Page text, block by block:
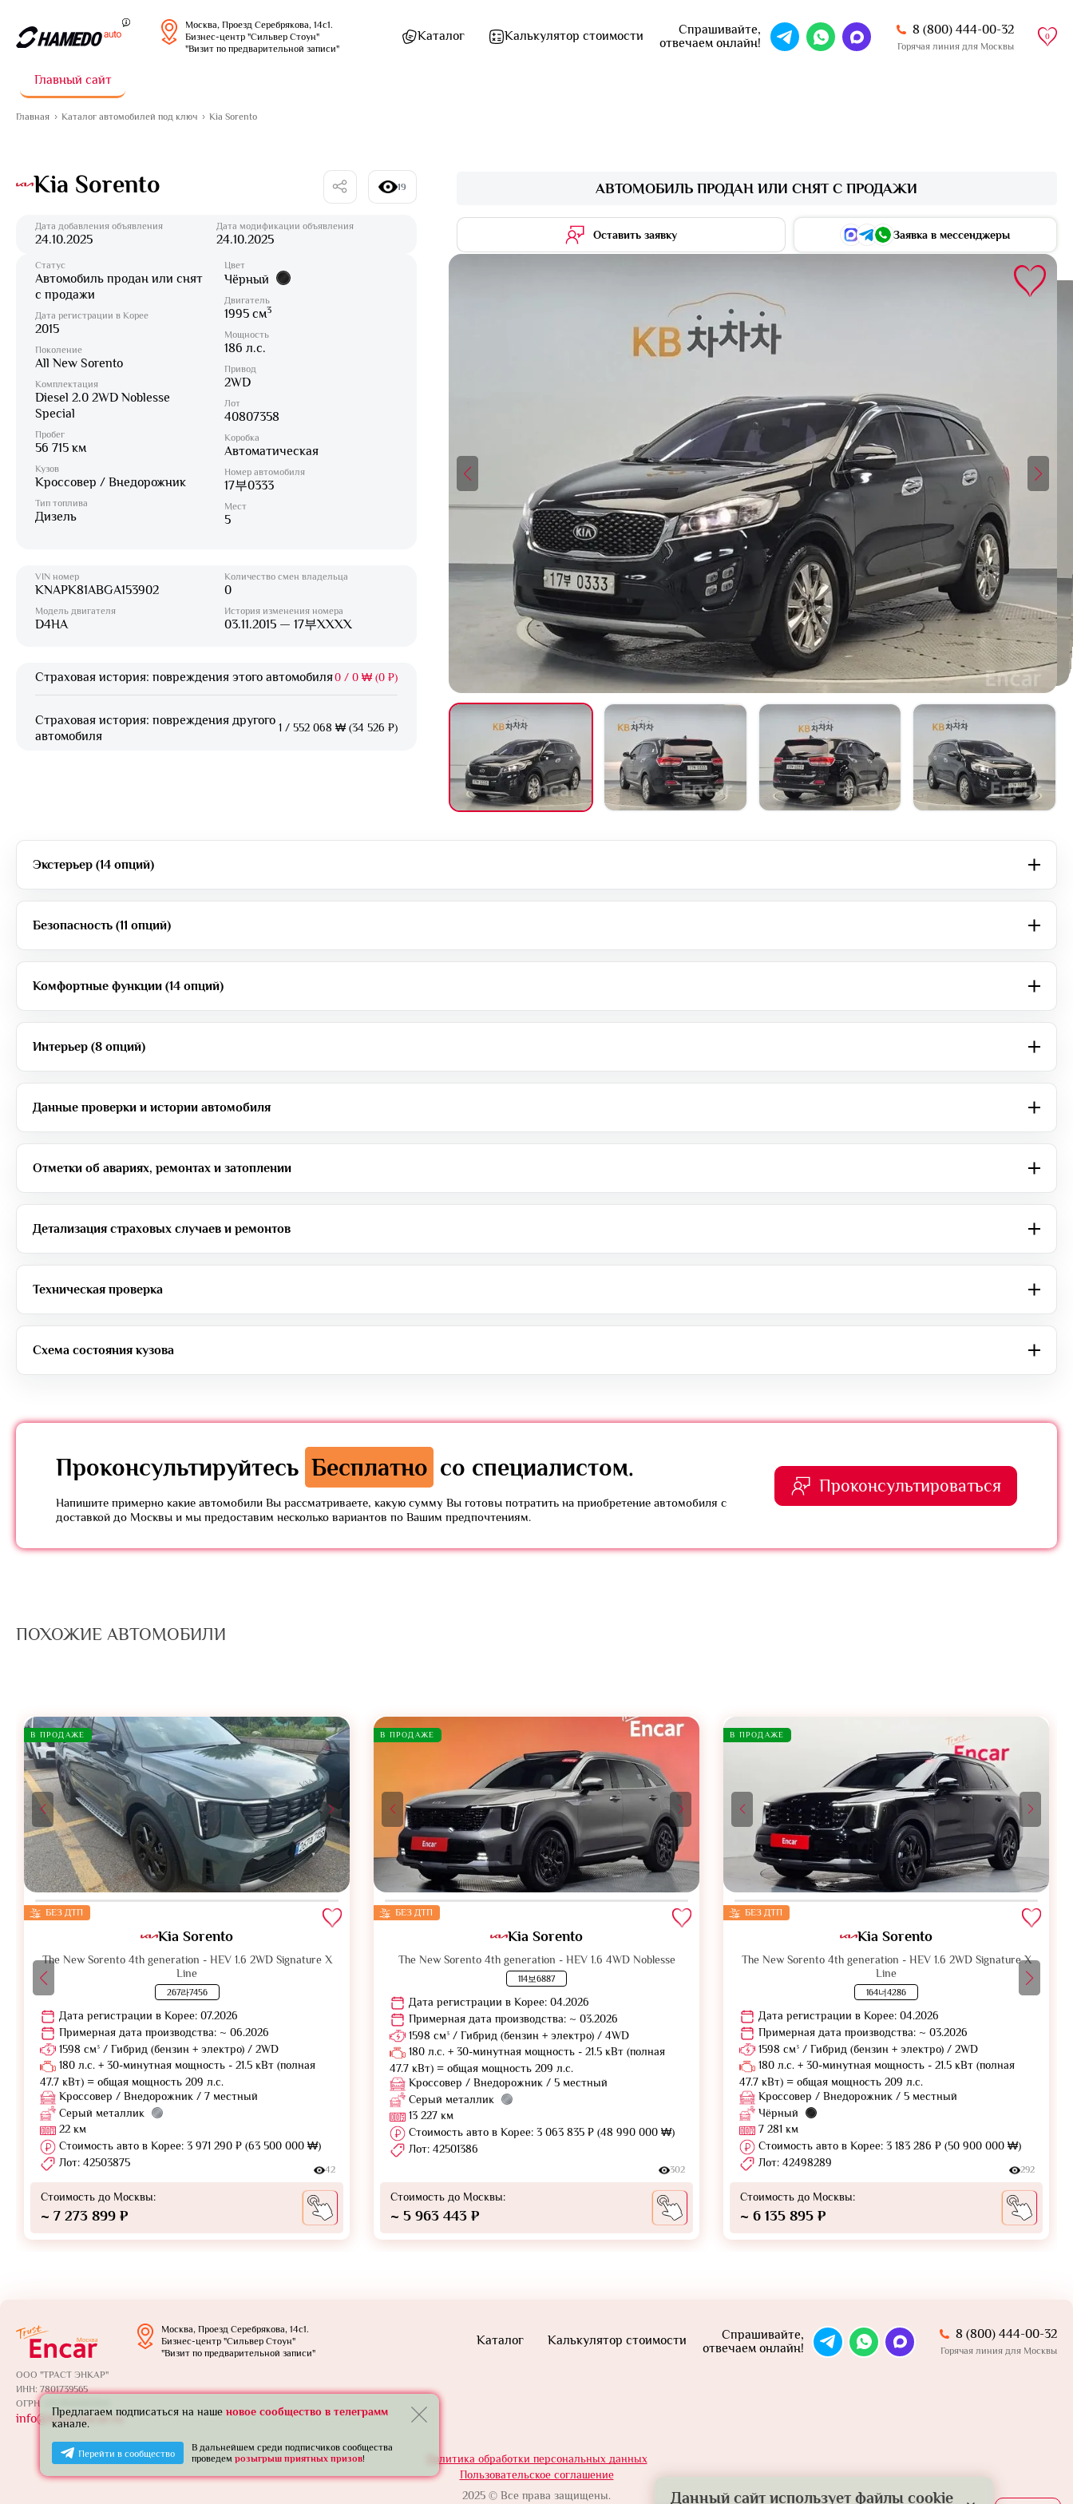
Москва, Проезд Серебрякова, 14с1.
Бизнес-центр "Сильвер Стоун"
"Визит по предварительной записи"
Каталог Калькулятор стоимости
Спрашивайте,
отвечаем онлайн!
8 (800) 444-00-32
Горячая линия для Москвы
0
Главный сайт
Главная Каталог автомобилей под ключ Kia Sorento
Kia Sorento 19
Дата добавления объявления
24.10.2025
Дата модификации объявления
24.10.2025
АВТОМОБИЛЬ ПРОДАН ИЛИ СНЯТ С ПРОДАЖИ
Оставить заявку Заявка в мессенджеры
Статус
Автомобиль продан или снят
с продажи
Дата регистрации в Корее
2015
Поколение
All New Sorento
Комплектация
Diesel 2.0 2WD Noblesse
Special
Пробег
56 715 км
Кузов
Кроссовер / Внедорожник
Тип топлива
Дизель
Цвет
Чёрный
Двигатель
1995 см3
Мощность
186 л.с.
Привод
2WD
Лот
40807358
Коробка
Автоматическая
Номер автомобиля
17부0333
Мест
5
VIN номер
KNAPK81ABGA153902
Модель двигателя
D4HA
Количество смен владельца
0
История изменения номера
03.11.2015 — 17부XXXX
Страховая история: повреждения этого автомобиля0 / 0 ₩ (0 ₽)
Страховая история: повреждения другого
автомобиля
1 / 552 068 ₩ (34 526 ₽)
Экстерьер (14 опций)
Безопасность (11 опций)
Комфортные функции (14 опций)
Интерьер (8 опций)
Данные проверки и истории автомобиля
Отметки об авариях, ремонтах и затоплении
Детализация страховых случаев и ремонтов
Техническая проверка
Схема состояния кузова
Проконсультируйтесь Бесплатно со специалистом.
Напишите примерно какие автомобили Вы рассматриваете, какую сумму Вы готовы потратить на приобретение автомобиля с
доставкой до Москвы и мы предоставим несколько вариантов по Вашим предпочтениям.
Проконсультироваться
ПОХОЖИЕ АВТОМОБИЛИ
В ПРОДАЖЕ
БЕЗ ДТП
Kia Sorento
The New Sorento 4th generation - HEV 1.6 2WD Signature X
Line
267라7456
Дата регистрации в Корее: 07.2026
Примерная дата производства: ~ 06.2026
1598 см³ / Гибрид (бензин + электро) / 2WD
180 л.с. + 30-минутная мощность - 21.5 кВт (полная
47.7 кВт) = общая мощность 209 л.с.
Кроссовер / Внедорожник / 7 местный
Серый металлик
22 км
Стоимость авто в Корее: 3 971 290 ₽ (63 500 000 ₩)
Лот: 42503875
42
Стоимость до Москвы:
~ 7 273 899 ₽
В ПРОДАЖЕ
БЕЗ ДТП
Kia Sorento
The New Sorento 4th generation - HEV 1.6 4WD Noblesse
114보6887
Дата регистрации в Корее: 04.2026
Примерная дата производства: ~ 03.2026
1598 см³ / Гибрид (бензин + электро) / 4WD
180 л.с. + 30-минутная мощность - 21.5 кВт (полная
47.7 кВт) = общая мощность 209 л.с.
Кроссовер / Внедорожник / 5 местный
Серый металлик
13 227 км
Стоимость авто в Корее: 3 063 835 ₽ (48 990 000 ₩)
Лот: 42501386
302
Стоимость до Москвы:
~ 5 963 443 ₽
В ПРОДАЖЕ
БЕЗ ДТП
Kia Sorento
The New Sorento 4th generation - HEV 1.6 2WD Signature X
Line
164너4286
Дата регистрации в Корее: 04.2026
Примерная дата производства: ~ 03.2026
1598 см³ / Гибрид (бензин + электро) / 2WD
180 л.с. + 30-минутная мощность - 21.5 кВт (полная
47.7 кВт) = общая мощность 209 л.с.
Кроссовер / Внедорожник / 5 местный
Чёрный
7 281 км
Стоимость авто в Корее: 3 183 286 ₽ (50 900 000 ₩)
Лот: 42498289
292
Стоимость до Москвы:
~ 6 135 895 ₽
Москва, Проезд Серебрякова, 14с1.
Бизнес-центр "Сильвер Стоун"
"Визит по предварительной записи"
Каталог Калькулятор стоимости
Спрашивайте,
отвечаем онлайн!
8 (800) 444-00-32
Горячая линия для Москвы
ООО "ТРАСТ ЭНКАР"
ИНН: 7801739565
ОГРН: 1257800005924
info@trust-encar.ru
Политика обработки персональных данных
Пользовательское соглашение
2025 © Все права защищены.
Данный сайт использует файлы cookie
Предлагаем подписаться на наше новое сообщество в телеграмм
канале.
Перейти в сообщество
В дальнейшем среди подписчиков сообщества
проведем розыгрыш приятных призов!